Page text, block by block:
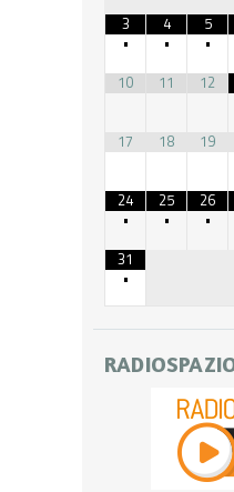
3
•
4
•
5
•
10 11 12
17
18 19
24
•
25
•
26
•
31
•